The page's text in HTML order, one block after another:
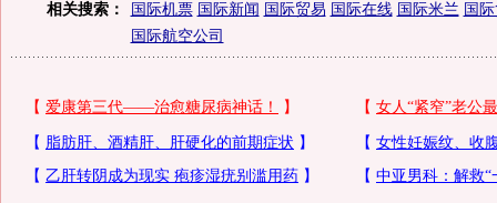
相关搜索： 国际机票 国际新闻 国际贸易 国际在线 国际米兰 国
国际航空公司